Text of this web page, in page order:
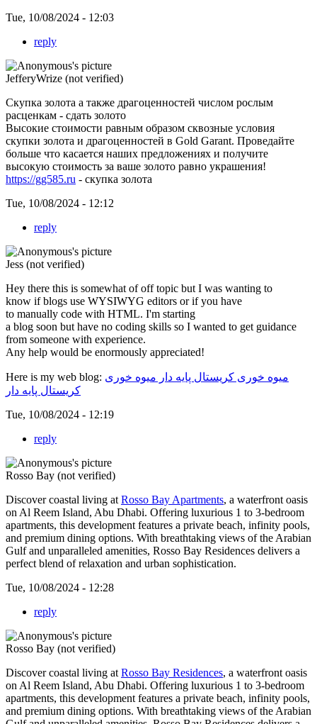
Tue, 10/08/2024 - 12:03
reply
JefferyWrize (not verified)
Скупка золота а также драгоценностей числом рослым
расценкам - сдать золото
Высокие стоимости равным образом сквозные условия
скупки золота и драгоценностей в Gold Garant. Проведайте
больше что касается наших предложениях и получите
высокую стоимость за ваше золото равно украшения!
https://gg585.ru - скупка золота
Tue, 10/08/2024 - 12:12
reply
Jess (not verified)
Hey there this is somewhat of off topic but I was wanting to
know if blogs use WYSIWYG editors or if you have
to manually code with HTML. I'm starting
a blog soon but have no coding skills so I wanted to get guidance
from someone with experience.
Any help would be enormously appreciated!
Here is my web blog: میوه خوری کریستال پایه دار میوه خوری
کریستال پایه دار
Tue, 10/08/2024 - 12:19
reply
Rosso Bay (not verified)
Discover coastal living at Rosso Bay Apartments, a waterfront oasis
on Al Reem Island, Abu Dhabi. Offering luxurious 1 to 3-bedroom
apartments, this development features a private beach, infinity pools,
and premium dining options. With breathtaking views of the Arabian
Gulf and unparalleled amenities, Rosso Bay Residences delivers a
perfect blend of relaxation and urban sophistication.
Tue, 10/08/2024 - 12:28
reply
Rosso Bay (not verified)
Discover coastal living at Rosso Bay Residences, a waterfront oasis
on Al Reem Island, Abu Dhabi. Offering luxurious 1 to 3-bedroom
apartments, this development features a private beach, infinity pools,
and premium dining options. With breathtaking views of the Arabian